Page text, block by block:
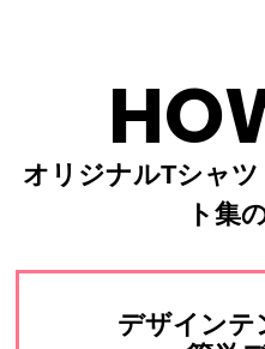
オリジナルTシャ
ト集
デザインテ